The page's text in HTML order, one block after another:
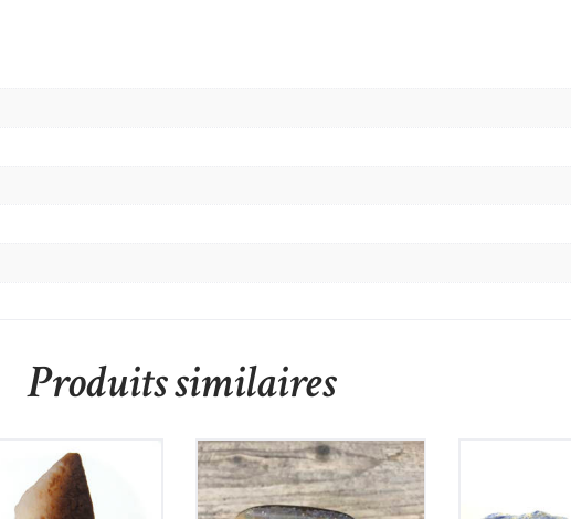
Produits similaires
de Chine
Opale Boulder